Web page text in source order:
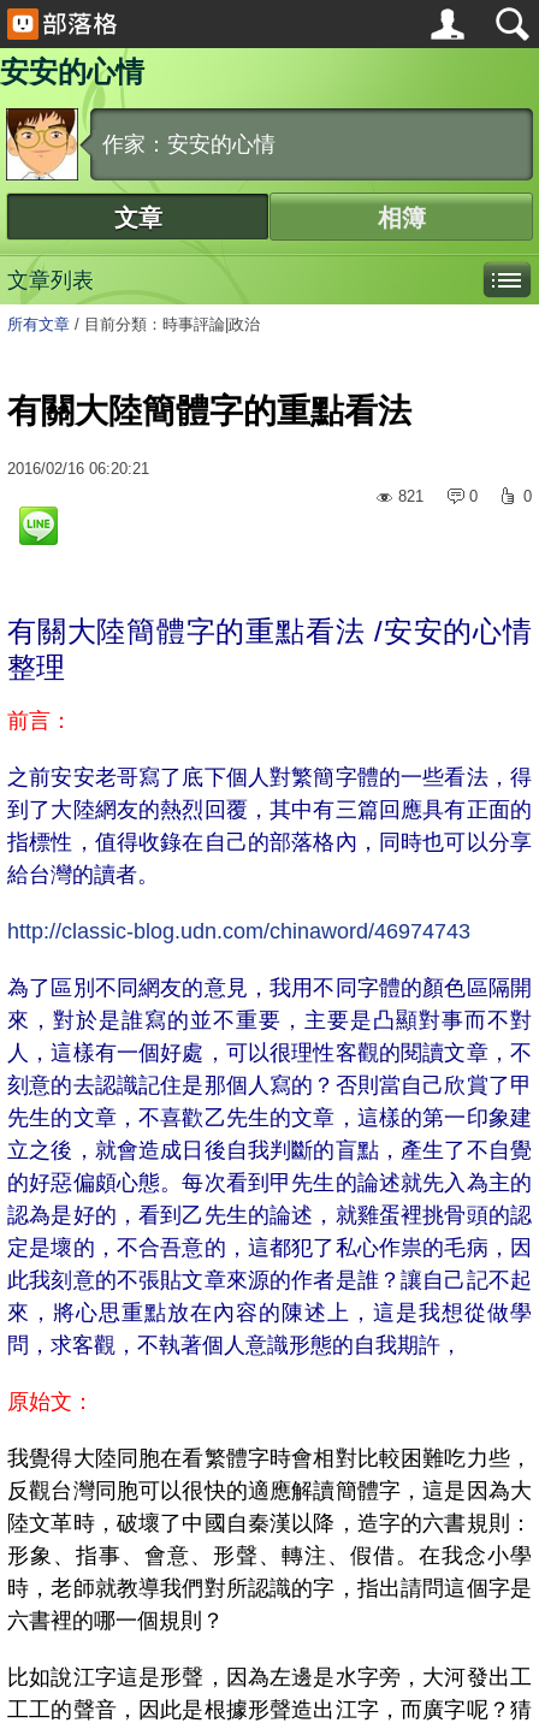
安安的心情
作家：安安的心情
文章 相簿
文章列表
所有文章 / 目前分類：時事評論|政治
有關大陸簡體字的重點看法
2016/02/16 06:20:21
821
0 0
有關大陸簡體字的重點看法 /安安的心情
整理
前言：
之前安安老哥寫了底下個人對繁簡字體的一些看法，得
到了大陸網友的熱烈回覆，其中有三篇回應具有正面的
指標性，值得收錄在自己的部落格內，同時也可以分享
給台灣的讀者。
http://classic-blog.udn.com/chinaword/46974743
為了區別不同網友的意見，我用不同字體的顏色區隔開
來，對於是誰寫的並不重要，主要是凸顯對事而不對
人，這樣有一個好處，可以很理性客觀的閱讀文章，不
刻意的去認識記住是那個人寫的？否則當自己欣賞了甲
先生的文章，不喜歡乙先生的文章，這樣的第一印象建
立之後，就會造成日後自我判斷的盲點，產生了不自覺
的好惡偏頗心態。每次看到甲先生的論述就先入為主的
認為是好的，看到乙先生的論述，就雞蛋裡挑骨頭的認
定是壞的，不合吾意的，這都犯了私心作祟的毛病，因
此我刻意的不張貼文章來源的作者是誰？讓自己記不起
來，將心思重點放在內容的陳述上，這是我想從做學
問，求客觀，不執著個人意識形態的自我期許，
原始文：
我覺得大陸同胞在看繁體字時會相對比較困難吃力些，
反觀台灣同胞可以很快的適應解讀簡體字，這是因為大
陸文革時，破壞了中國自秦漢以降，造字的六書規則：
形象、指事、會意、形聲、轉注、假借。在我念小學
時，老師就教導我們對所認識的字，指出請問這個字是
六書裡的哪一個規則？
比如說江字這是形聲，因為左邊是水字旁，大河發出工
工工的聲音，因此是根據形聲造出江字，而廣字呢？猜